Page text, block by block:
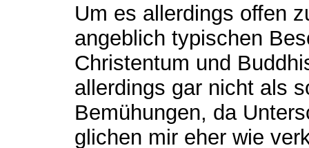
Um es allerdings offen
angeblich typischen
Christentum und
allerdings gar nicht als
Bemühungen, da
glichen mir eher wie